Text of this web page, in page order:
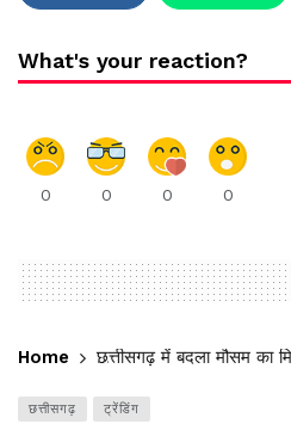
What's your reaction?
0 0 0 0
Home छत्तीसगढ़ में बदला मौसम का
छत्तीसगढ़ ट्रेंडिंग